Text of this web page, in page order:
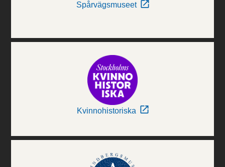
Spårvägsmuseet
Kvinnohistoriska